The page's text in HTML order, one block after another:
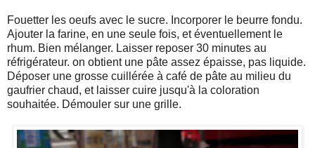
Fouetter les oeufs avec le sucre. Incorporer le beurre fondu.
Ajouter la farine, en une seule fois, et éventuellement le
rhum. Bien mélanger. Laisser reposer 30 minutes au
réfrigérateur. on obtient une pâte assez épaisse, pas liquide.
Déposer une grosse cuillérée à café de pâte au milieu du
gaufrier chaud, et laisser cuire jusqu'à la coloration
souhaitée. Démouler sur une grille.